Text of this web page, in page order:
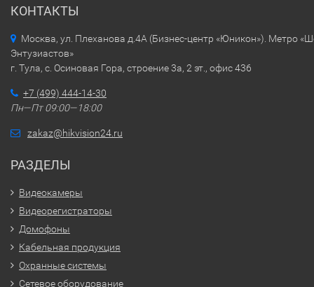
КОНТАКТЫ
Москва, ул. Плеханова д.4А (Бизнес-центр «Юникон»). Метро
Энтузиастов»
г. Тула, с. Осиновая Гора, строение 3а, 2 эт., офис 436
+7 (499) 444-14-30
Пн—Пт 09:00—18:00
zakaz@hikvision24.ru
РАЗДЕЛЫ
Видеокамеры
Видеорегистраторы
Домофоны
Кабельная продукция
Охранные системы
Сетевое оборудование